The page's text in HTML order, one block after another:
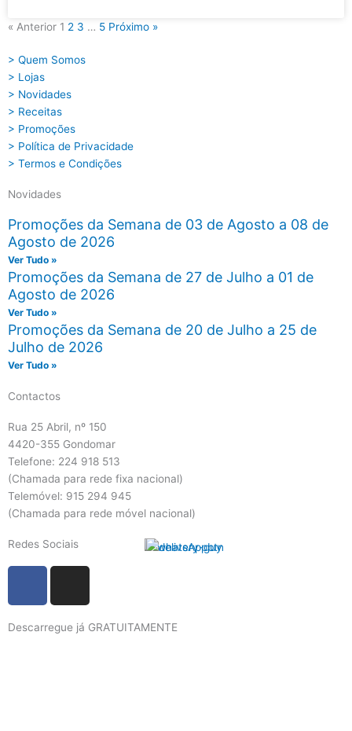
« Anterior 1 2 3 … 5 Próximo »
> Quem Somos
> Lojas
> Novidades
> Receitas
> Promoções
> Política de Privacidade
> Termos e Condições
Novidades
Promoções da Semana de 03 de Agosto a 08 de
Agosto de 2026
Ver Tudo »
Promoções da Semana de 27 de Julho a 01 de
Agosto de 2026
Ver Tudo »
Promoções da Semana de 20 de Julho a 25 de
Julho de 2026
Ver Tudo »
Contactos
Rua 25 Abril, nº 150
4420-355 Gondomar
Telefone: 224 918 513
(Chamada para rede fixa nacional)
Telemóvel: 915 294 945
(Chamada para rede móvel nacional)
Redes Sociais
e
t
Descarregue já GRATUITAMENTE